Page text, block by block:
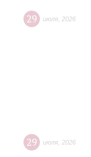
29 июля 2026
29 июля 2026